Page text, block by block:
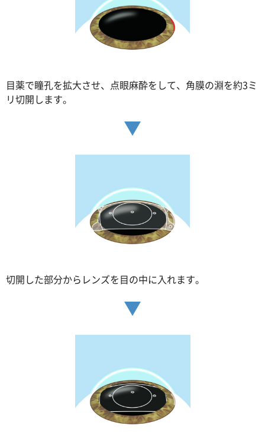
目薬で瞳孔を拡大させ、点眼麻酔をして、角膜の淵を約3ミ
リ切開します。
切開した部分からレンズを目の中に入れます。